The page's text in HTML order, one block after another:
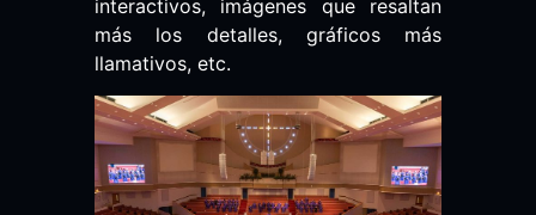
interactivos, imágenes que resaltan
más los detalles, gráficos más
llamativos, etc.